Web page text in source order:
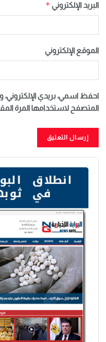
البريد الإلكتروني *
الموقع الإلكتروني
احفظ اسمي، بريدي الإلكتروني،
المتصفح لاستخدامها المرة